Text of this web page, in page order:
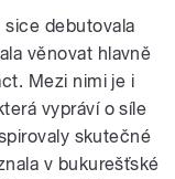
sice debutovala
věnovat hlavně
Mezi nimi je i
vypráví o síle
skutečné
v bukurešťské